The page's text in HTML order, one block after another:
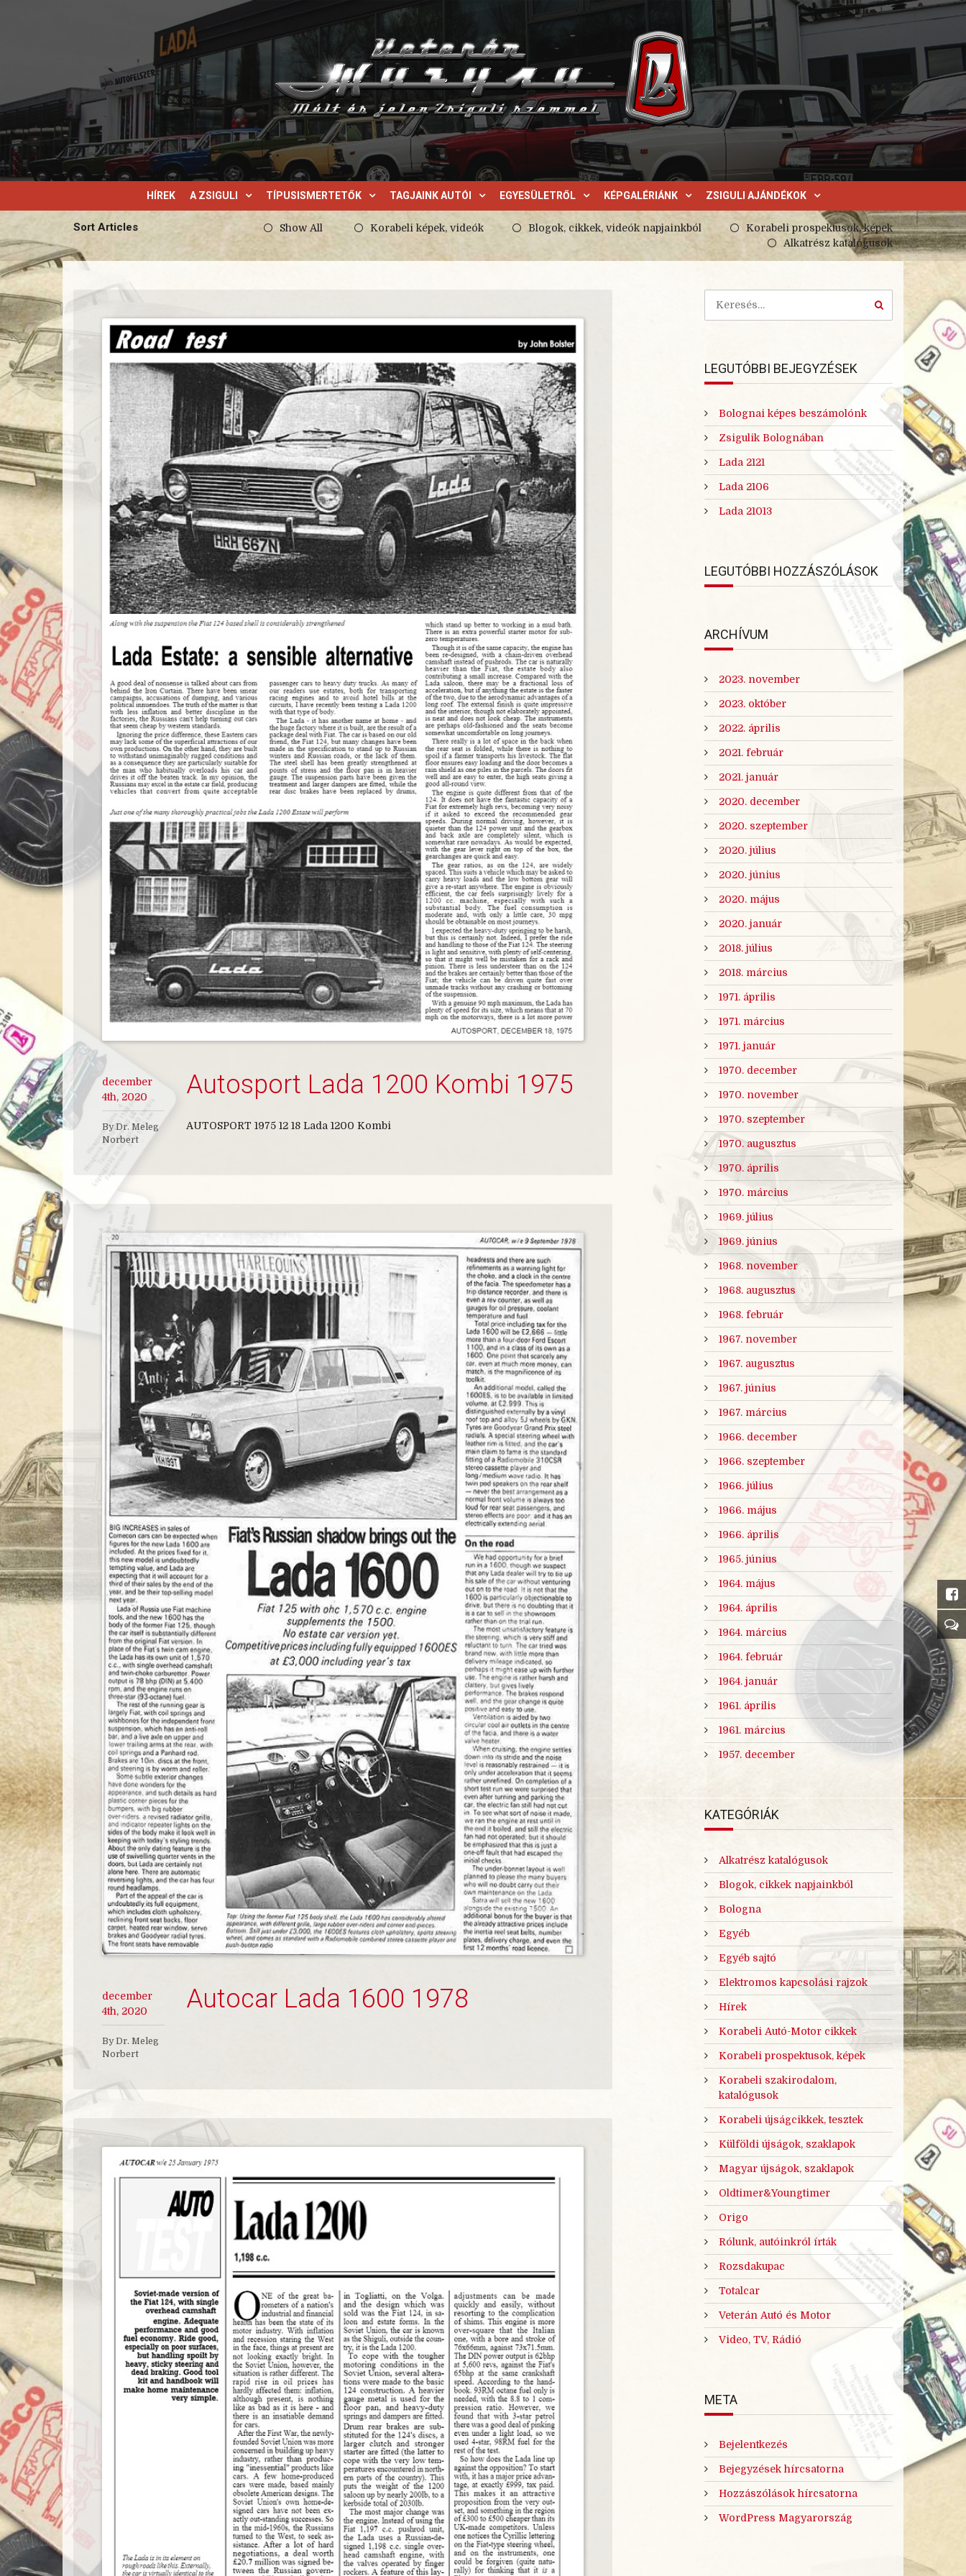
HÍREK A ZSIGULI TÍPUSISMERTETŐK TAGJAINK AUTÓI EGYESÜLETRŐL KÉPGALÉRIÁNK ZSIGULI AJÁNDÉKOK
Sort Articles Show All Korabeli képek, videók Blogok, cikkek, videók napjainkból
Korabeli prospektusok, képek
Alkatrész katalógusok
december
4th, 2020
By Dr. Meleg
Norbert
Autosport Lada 1200 Kombi 1975
AUTOSPORT 1975 12 18 Lada 1200 Kombi
december
4th, 2020
By Dr. Meleg
Norbert
Autocar Lada 1600 1978
LEGUTÓBBI BEJEGYZÉSEK
Bolognai képes beszámolónk
Zsigulik Bolognában
Lada 2121
Lada 2106
Lada 21013
LEGUTÓBBI HOZZÁSZÓLÁSOK
ARCHÍVUM
2023. november
2023. október
2022. április
2021. február
2021. január
2020. december
2020. szeptember
2020. július
2020. június
2020. május
2020. január
2018. július
2018. március
1971. április
1971. március
1971. január
1970. december
1970. november
1970. szeptember
1970. augusztus
1970. április
1970. március
1969. július
1969. június
1968. november
1968. augusztus
1968. február
1967. november
1967. augusztus
1967. június
1967. március
1966. december
1966. szeptember
1966. július
1966. május
1966. április
1965. június
1964. május
1964. április
1964. március
1964. február
1964. január
1961. április
1961. március
1957. december
KATEGÓRIÁK
Alkatrész katalógusok
Blogok, cikkek napjainkból
Bologna
Egyéb
Egyéb sajtó
Elektromos kapcsolási rajzok
Hírek
Korabeli Autó-Motor cikkek
Korabeli prospektusok, képek
Korabeli szakirodalom,
katalógusok
Korabeli újságcikkek, tesztek
Külföldi újságok, szaklapok
Magyar újságok, szaklapok
Oldtimer&Youngtimer
Origo
Rólunk, autóinkról írták
Rozsdakupac
Totalcar
Veterán Autó és Motor
Video, TV, Rádió
META
Bejelentkezés
Bejegyzések hírcsatorna
Hozzászólások hírcsatorna
WordPress Magyarország